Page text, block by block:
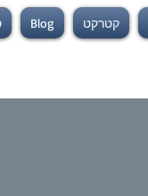
קטרקט Blog